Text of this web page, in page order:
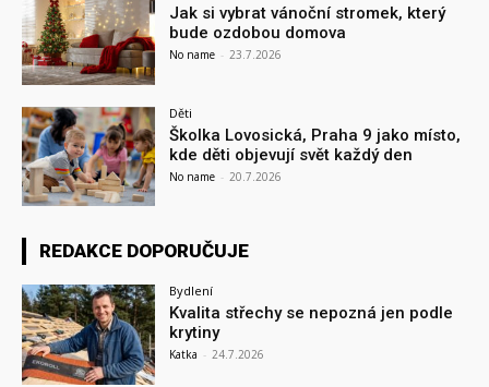
Jak si vybrat vánoční stromek, který
bude ozdobou domova
No name - 23.7.2026
Děti
Školka Lovosická, Praha 9 jako místo,
kde děti objevují svět každý den
No name - 20.7.2026
REDAKCE DOPORUČUJE
Bydlení
Kvalita střechy se nepozná jen podle
krytiny
Katka - 24.7.2026